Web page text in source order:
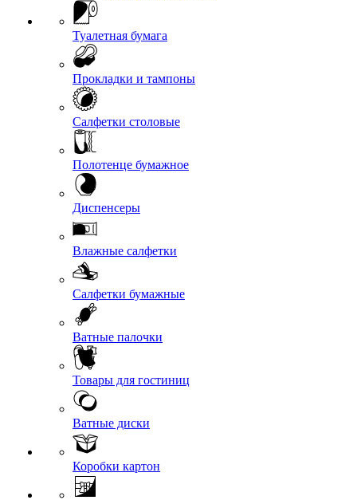
Туалетная бумага
Прокладки и тампоны
Салфетки столовые
Полотенце бумажное
Диспенсеры
Влажные салфетки
Салфетки бумажные
Ватные палочки
Товары для гостиниц
Ватные диски
Коробки картон